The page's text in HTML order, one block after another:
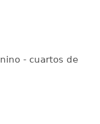
- cuartos de